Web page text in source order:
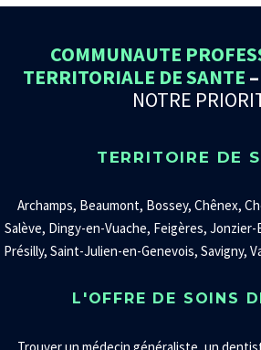
COMMUNAUTE
TERRITORIALE DE SANTE –
NOTRE
TERRITOIRE DE
Archamps, Beaumont, Bossey, Chênex,
Salève, Dingy-en-Vuache, Feigères, Jonzier-
Présilly, Saint-Julien-en-Genevois, Savigny,
L'OFFRE DE SOINS